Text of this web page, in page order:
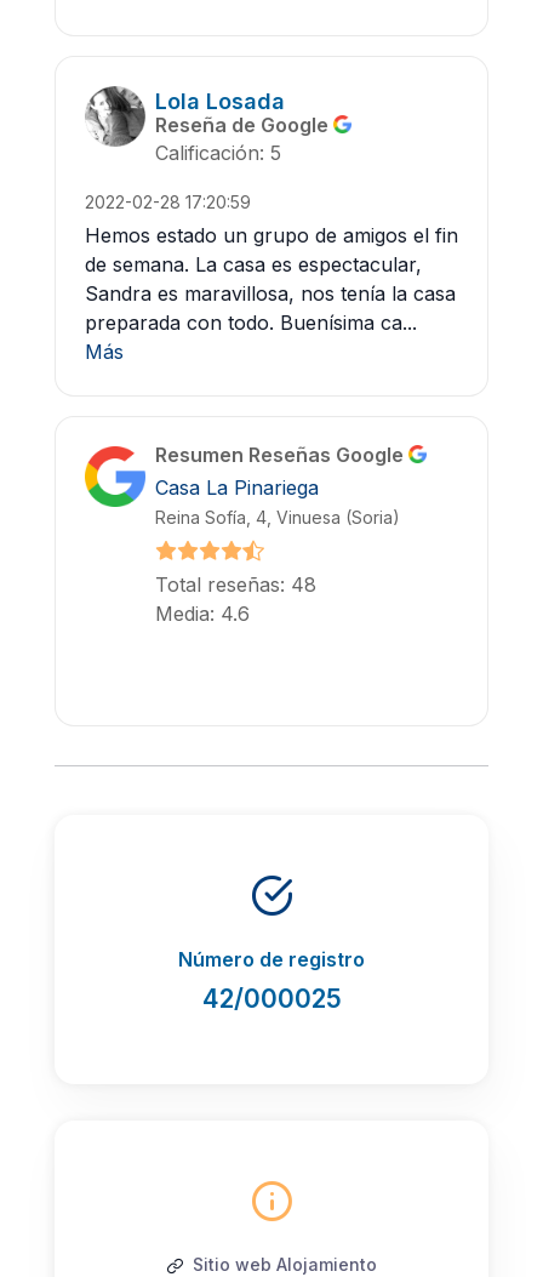
Lola Losada
Reseña de Google
Calificación: 5
2022-02-28 17:20:59
Hemos estado un grupo de amigos el fin
de semana. La casa es espectacular,
Sandra es maravillosa, nos tenía la casa
preparada con todo. Buenísima ca...
Más
Resumen Reseñas Google
Casa La Pinariega
Reina Sofía, 4, Vinuesa (Soria)
Total reseñas: 48
Media: 4.6
Número de registro
42/000025
Sitio web Alojamiento